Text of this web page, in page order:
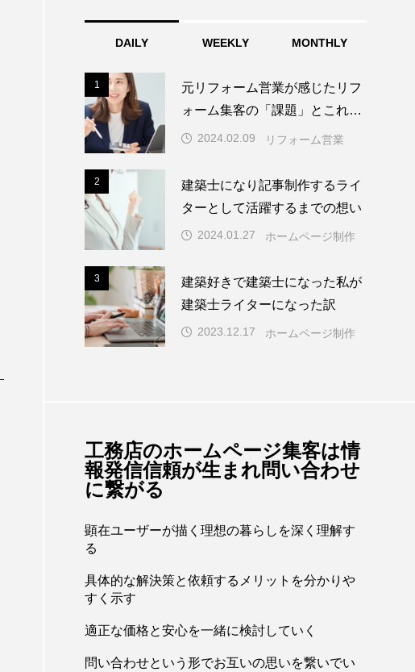
DAILY WEEKLY MONTHLY
1
元リフォーム営業が感じたリフ
ォーム集客の「課題」とこれか
らの「リフォーム戦略」
2024.02.09 リフォーム営業
2
建築士になり記事制作するライ
ターとして活躍するまでの想い
2024.01.27 ホームページ制作
3
建築好きで建築士になった私が
建築士ライターになった訳
2023.12.17 ホームページ制作
工務店のホームページ集客は情
報発信信頼が生まれ問い合わせ
に繋がる
顕在ユーザーが描く理想の暮らしを深く理解す
る
具体的な解決策と依頼するメリットを分かりや
すく示す
適正な価格と安心を一緒に検討していく
問い合わせという形でお互いの思いを繋いでい